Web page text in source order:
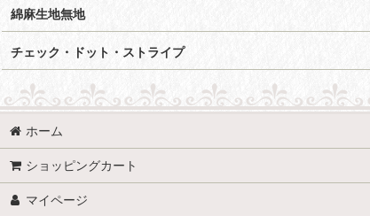
綿麻生地無地
チェック・ドット・ストライプ
ホーム
ショッピングカート
マイページ